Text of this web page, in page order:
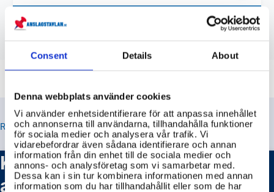
Consent Details About
Denna webbplats använder cookies
Vi använder enhetsidentifierare för att anpassa innehållet
och annonserna till användarna, tillhandahålla funktioner
för sociala medier och analysera vår trafik. Vi
vidarebefordrar även sådana identifierare och annan
information från din enhet till de sociala medier och
annons- och analysföretag som vi samarbetar med.
Dessa kan i sin tur kombinera informationen med annan
information som du har tillhandahållit eller som de har
Vilka typer av konsumenttvister kan
ARN ta upp?
RELATERADE TIPS
Kostar det något att göra en
anmälan till ARN?